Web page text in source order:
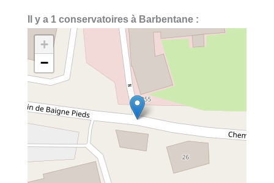
Il y a 1 conservatoires à Barbentane :
+
−